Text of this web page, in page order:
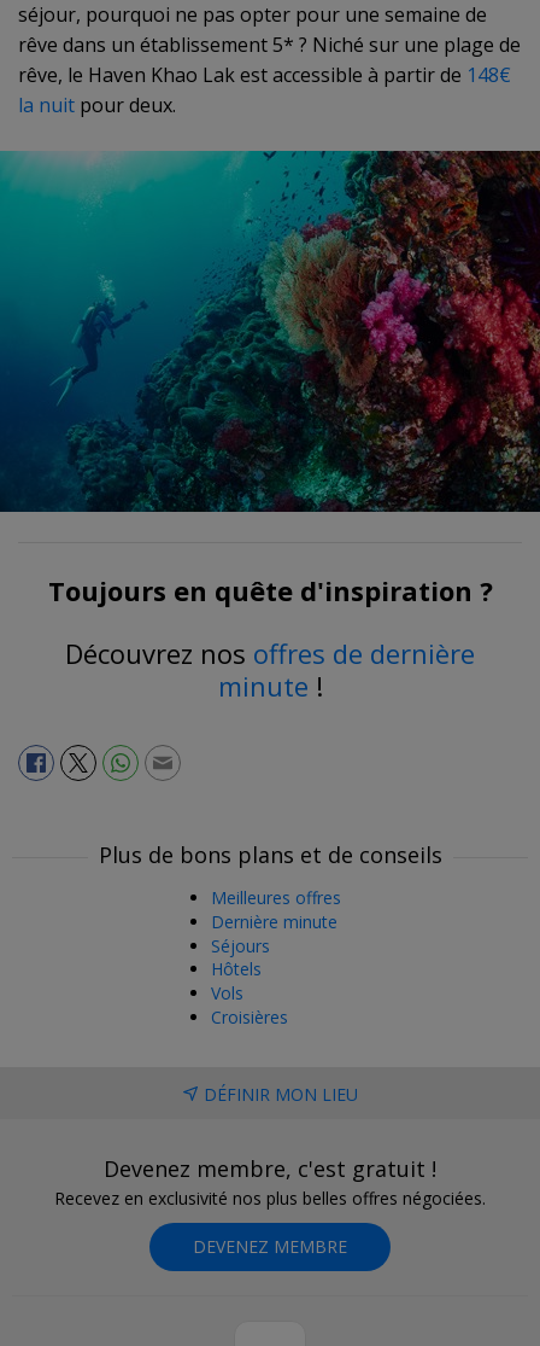
séjour, pourquoi ne pas opter pour une semaine de
rêve dans un établissement 5* ? Niché sur une plage de
rêve, le Haven Khao Lak est accessible à partir de 148€
la nuit pour deux.
Toujours en quête d'inspiration ?
Découvrez nos offres de dernière
minute !
Plus de bons plans et de conseils
Meilleures offres
Dernière minute
Séjours
Hôtels
Vols
Croisières
DÉFINIR MON LIEU
Devenez membre, c'est gratuit !
Recevez en exclusivité nos plus belles offres négociées.
DEVENEZ MEMBRE